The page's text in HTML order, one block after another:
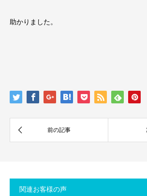
助かりました。
関連お客様の声